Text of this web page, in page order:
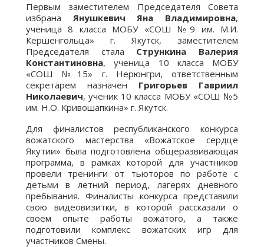
Первым заместителем Председателя Совета
избрана Янушкевич Яна Владимировна,
ученица 8 класса МОБУ «СОШ №9 им. М.И.
Кершенгольца» г. Якутск, заместителем
Председателя стала Стрункина Валерия
Константиновна, ученица 10 класса МОБУ
«СОШ №15» г. Нерюнгри, ответственным
секретарем назначен Григорьев Гавриил
Николаевич, ученик 10 класса МОБУ «СОШ №5
им. Н.О. Кривошапкина» г. Якутск.
Для финалистов республиканского конкурса
вожатского мастерства «Вожатское сердце
Якутии» была подготовлена общеразвивающая
программа, в рамках которой для участников
провели тренинги от тьюторов по работе с
детьми в летний период, лагерях дневного
пребывания. Финалисты конкурса представили
свою видеовизитки, в которой рассказали о
своем опыте работы вожатого, а также
подготовили комплекс вожатских игр для
участников Смены.